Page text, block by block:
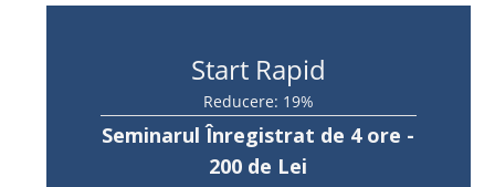
Start Rapid
Reducere: 19%
Seminarul Înregistrat de 4 ore -
200 de Lei